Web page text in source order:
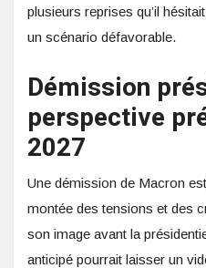
plusieurs reprises qu’il
un scénario défavorable.
Démission
perspective
2027
Une démission de Macron
montée des tensions et des
son image avant la
anticipé pourrait laisser un